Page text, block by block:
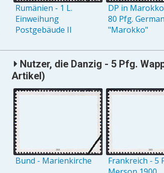
Rumänien - 1 L.
Einweihung
Postgebäude II
DP in
80 Pfg.
"Marokko"
Nutzer, die Danzig - 5 Pfg.
Artikel)
Bund - Marienkirche
Frankreich - 5